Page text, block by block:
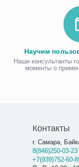
Научим
Наши консультанты
моменты о
Контакты
г. Самара,
8(846)250-03-
+7(939)752-60-